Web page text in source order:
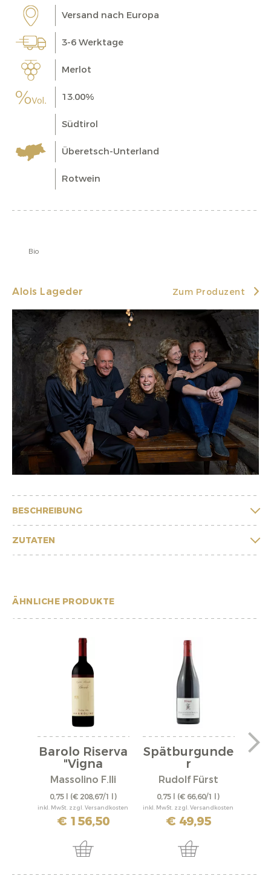
Versand nach Europa
3-6 Werktage
Merlot
13.00%
Südtirol
Überetsch-Unterland
Rotwein
Bio
Alois Lageder Zum Produzent
BESCHREIBUNG
ZUTATEN
ÄHNLICHE PRODUKTE
Barolo Riserva
"Vigna
Rionda"...
Massolino F.lli
0,75 l (€ 208,67/1 l)
inkl. MwSt. zzgl. Versandkosten
€ 156,50
Spätburgunde
r
"Bürgstadter...
Rudolf Fürst
0,75 l (€ 66,60/1 l)
inkl. MwSt. zzgl. Versandkosten
€ 49,95